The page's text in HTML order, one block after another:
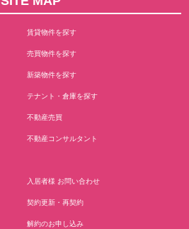
賃貸物件を探す
売買物件を探す
新築物件を探す
テナント・倉庫を探す
不動産売買
不動産コンサルタント
入居者様 お問い合わせ
契約更新・再契約
解約のお申し込み